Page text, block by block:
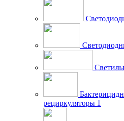
рециркуляторы 1